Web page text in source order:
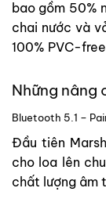
bao gồm 50%
chai nước và
100% PVC-
Những nâng
Bluetooth 5.1 –
Đầu tiên
cho loa lên
chất lượng âm